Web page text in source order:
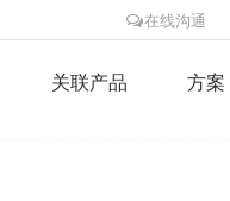
在线沟通
关联产品 方案